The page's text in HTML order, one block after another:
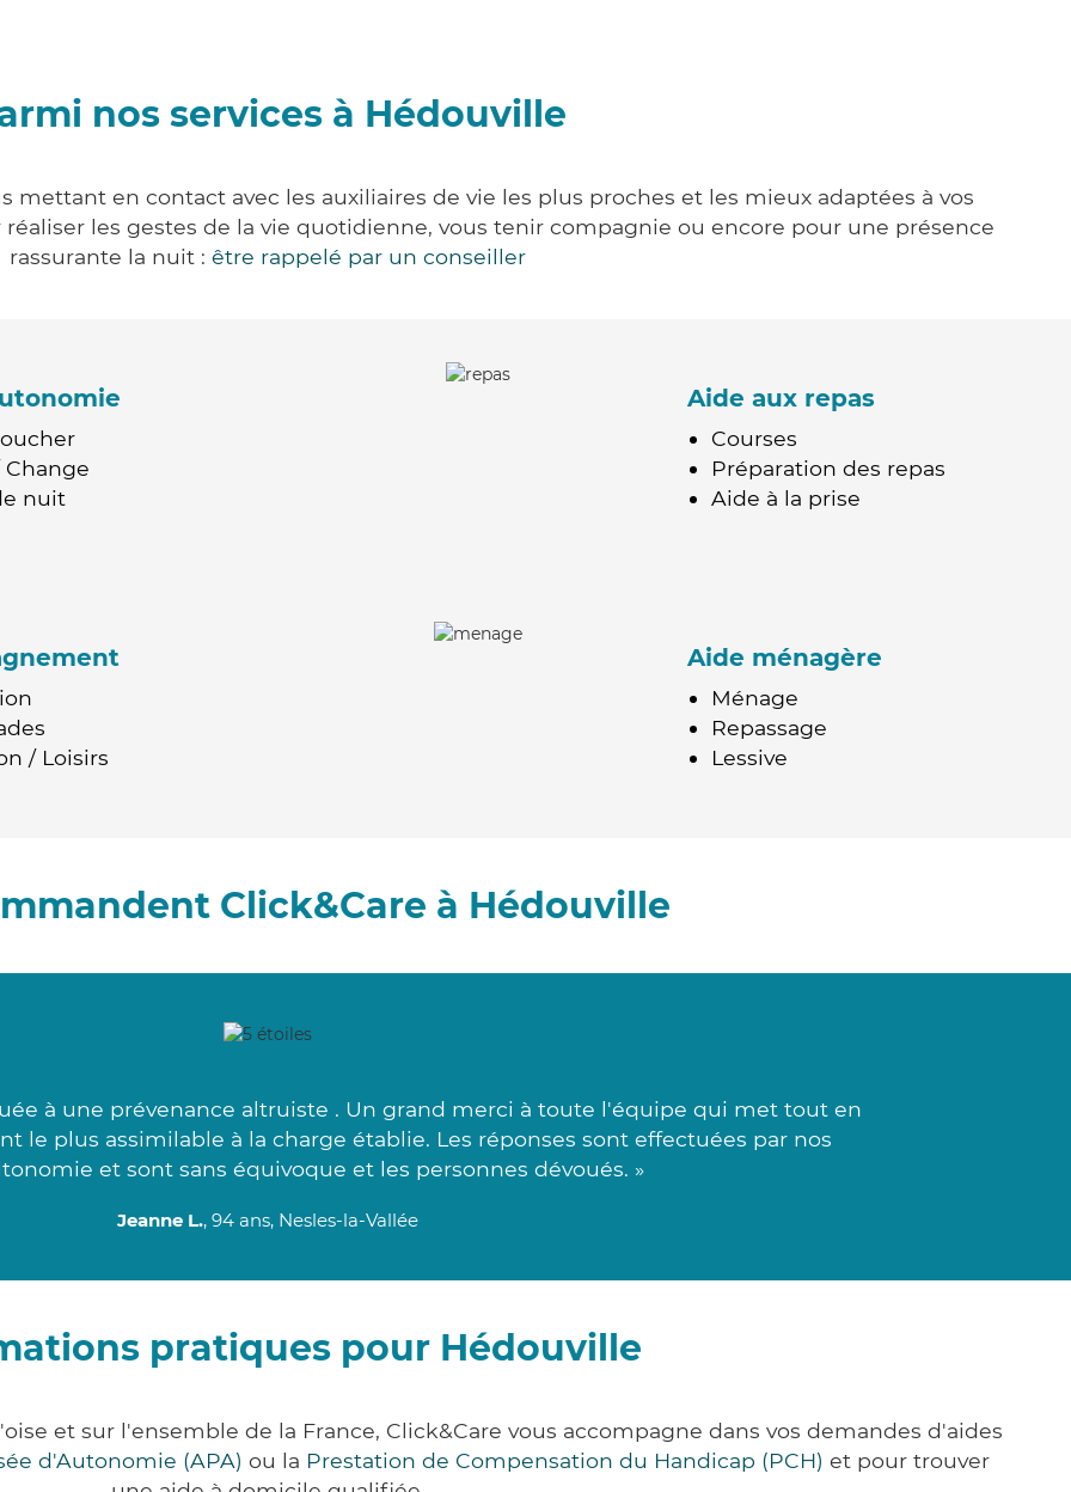
nos services à Hédouville
mettant en contact avec les auxiliaires de vie les plus proches et les mieux adaptées à vos
les gestes de la vie quotidienne, vous tenir compagnie ou encore pour une présence
rassurante la nuit : être rappelé par un conseiller
nuit
Aide aux repas
Courses
Préparation des repas
Aide à la prise
/ Loisirs
Aide ménagère
Ménage
Repassage
Lessive
Click&Care à Hédouville
à une prévenance altruiste . Un grand merci à toute l'équipe qui met tout en
le plus assimilable à la charge établie. Les réponses sont effectuées par nos
et sont sans équivoque et les personnes dévoués. »
Jeanne L., 94 ans, Nesles-la-Vallée
pratiques pour Hédouville
et sur l'ensemble de la France, Click&Care vous accompagne dans vos demandes d'aides
d'Autonomie (APA) ou la Prestation de Compensation du Handicap (PCH) et pour trouver